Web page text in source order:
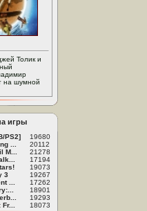
Толик и
на шумной
игры
PS2]
19680
...
20112
M...
21278
17194
19073
3
19267
...
17262
18901
19293
18073